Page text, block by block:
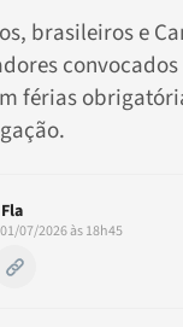
brasileiros e
férias
07/2026 às 18h45